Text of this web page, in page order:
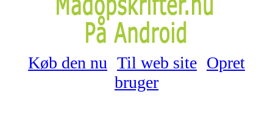
Køb den nu Til web site Opret
bruger